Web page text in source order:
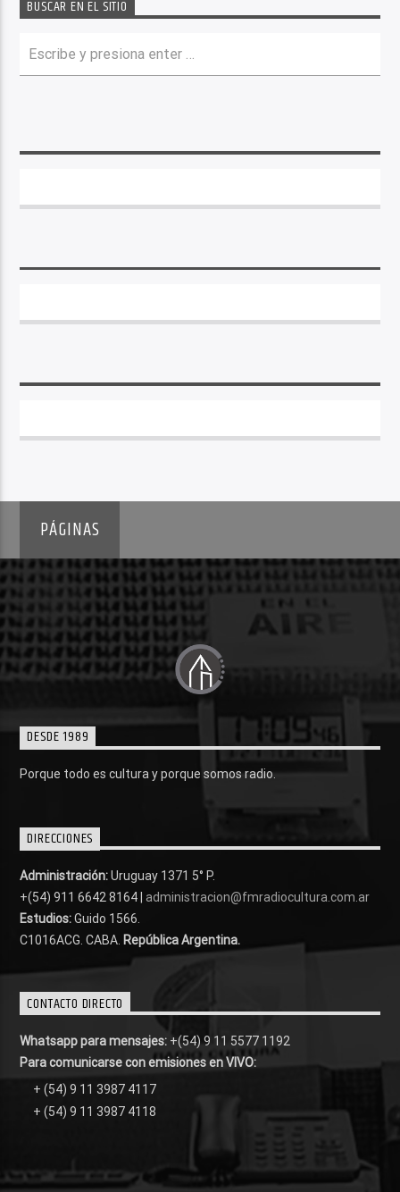
BUSCAR EN EL SITIO
PÁGINAS
DESDE 1989
Porque todo es cultura y porque somos radio.
DIRECCIONES
Administración:Uruguay 1371 5° P.
+(54) 911 6642 8164 | administracion@fmradiocultura.com.ar
Estudios:Guido 1566.
C1016ACG . CABA. República Argentina.
CONTACTO DIRECTO
Whatsapp para mensajes: +(54) 9 11 5577 1192
Para comunicarse con emisiones en VIVO:
+ (54) 9 11 3987 4117
+ (54) 9 11 3987 4118